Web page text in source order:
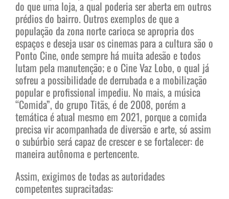
do que uma loja, a qual poderia ser aberta em outros
prédios do bairro. Outros exemplos de que a
população da zona norte carioca se apropria dos
espaços e deseja usar os cinemas para a cultura são o
Ponto Cine, onde sempre há muita adesão e todos
lutam pela manutenção; e o Cine Vaz Lobo, o qual já
sofreu a possibilidade de derrubada e a mobilização
popular e profissional impediu. No mais, a música
“Comida”, do grupo Titãs, é de 2008, porém a
temática é atual mesmo em 2021, porque a comida
precisa vir acompanhada de diversão e arte, só assim
o subúrbio será capaz de crescer e se fortalecer: de
maneira autônoma e pertencente.
Assim, exigimos de todas as autoridades
competentes supracitadas: